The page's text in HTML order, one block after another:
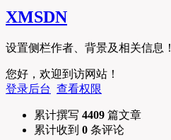
XMSDN
设置侧栏作者、背景及相关信息！
您好，欢迎到访网站！
登录后台 查看权限
累计撰写 4409 篇文章
累计收到 0 条评论